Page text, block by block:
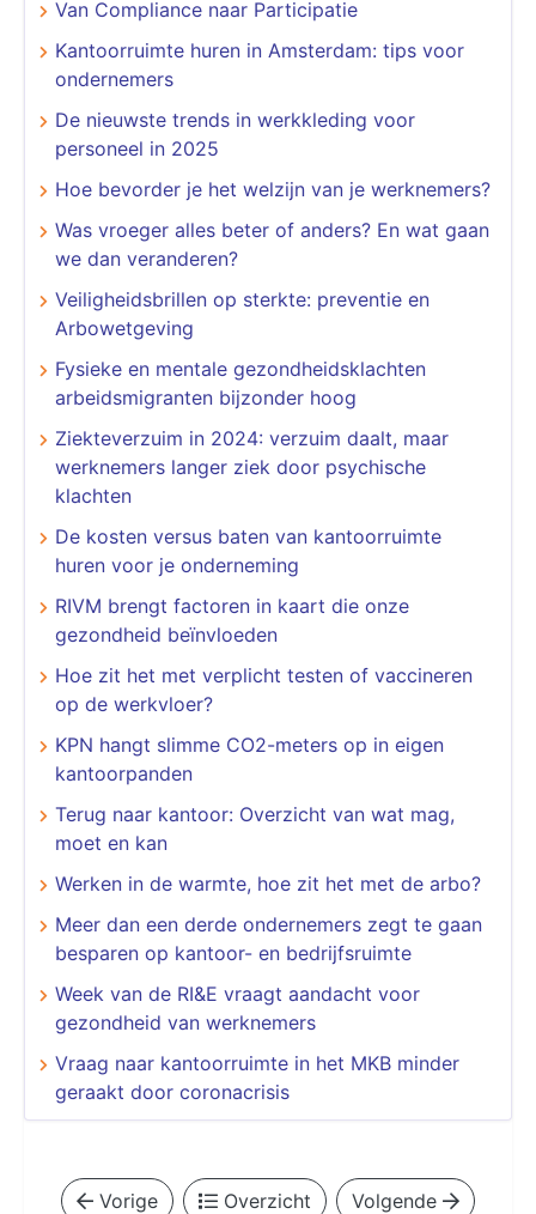
Van Compliance naar Participatie
Kantoorruimte huren in Amsterdam: tips voor
ondernemers
De nieuwste trends in werkkleding voor
personeel in 2025
Hoe bevorder je het welzijn van je werknemers?
Was vroeger alles beter of anders? En wat gaan
we dan veranderen?
Veiligheidsbrillen op sterkte: preventie en
Arbowetgeving
Fysieke en mentale gezondheidsklachten
arbeidsmigranten bijzonder hoog
Ziekteverzuim in 2024: verzuim daalt, maar
werknemers langer ziek door psychische
klachten
De kosten versus baten van kantoorruimte
huren voor je onderneming
RIVM brengt factoren in kaart die onze
gezondheid beïnvloeden
Hoe zit het met verplicht testen of vaccineren
op de werkvloer?
KPN hangt slimme CO2-meters op in eigen
kantoorpanden
Terug naar kantoor: Overzicht van wat mag,
moet en kan
Werken in de warmte, hoe zit het met de arbo?
Meer dan een derde ondernemers zegt te gaan
besparen op kantoor- en bedrijfsruimte
Week van de RI&E vraagt aandacht voor
gezondheid van werknemers
Vraag naar kantoorruimte in het MKB minder
geraakt door coronacrisis
Vorige Overzicht Volgende